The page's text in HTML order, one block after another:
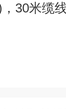
30米缆